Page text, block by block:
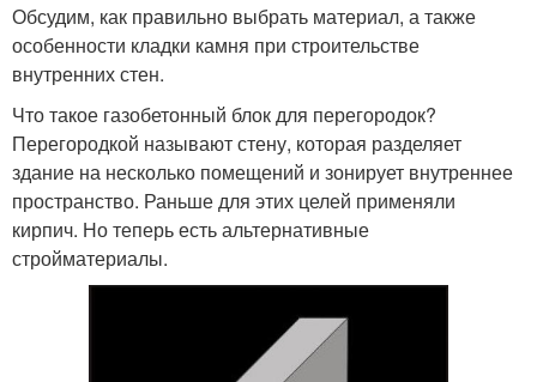
Обсудим, как правильно выбрать материал, а также
особенности кладки камня при строительстве
внутренних стен.
Что такое газобетонный блок для перегородок?
Перегородкой называют стену, которая разделяет
здание на несколько помещений и зонирует внутреннее
пространство. Раньше для этих целей применяли
кирпич. Но теперь есть альтернативные
стройматериалы.